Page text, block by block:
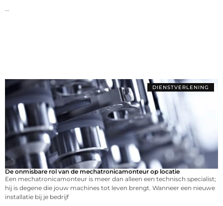
...
DIENSTVERLENING
De onmisbare rol van de mechatronicamonteur op locatie
Een mechatronicamonteur is meer dan alleen een technisch specialist;
hij is degene die jouw machines tot leven brengt. Wanneer een nieuwe
installatie bij je bedrijf